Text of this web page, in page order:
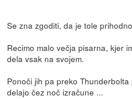
Se zna zgoditi, da je tole
Recimo malo večja pisarna, kjer
dela vsak na svojem.
Ponoči jih pa preko
delajo čez noč izračune ...